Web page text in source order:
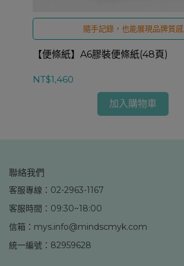
隨手記錄，也能展現品牌質感
【便條紙】A6膠裝便條紙(48頁)
NT$1,460
加入購物車
聯絡我們
客服專線：02-2963-1167
客服時間：09:30~18:00
信箱：mys.info@mindscmyk.com
統一編號：82959628